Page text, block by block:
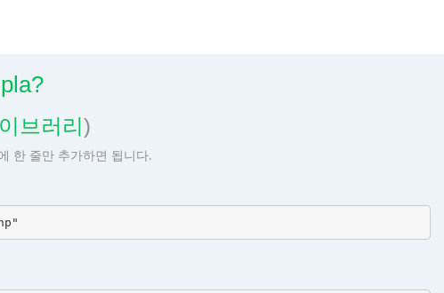
브러리 )
한 줄만 추가하면 됩니다.